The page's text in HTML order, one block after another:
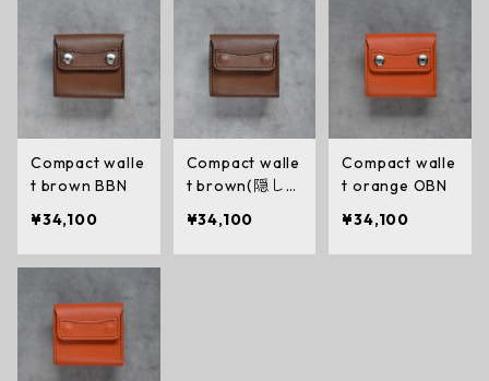
Compact walle
t brown BBN
¥34,100
Compact walle
t brown(隠しボ
¥34,100
Compact walle
t orange OBN
¥34,100